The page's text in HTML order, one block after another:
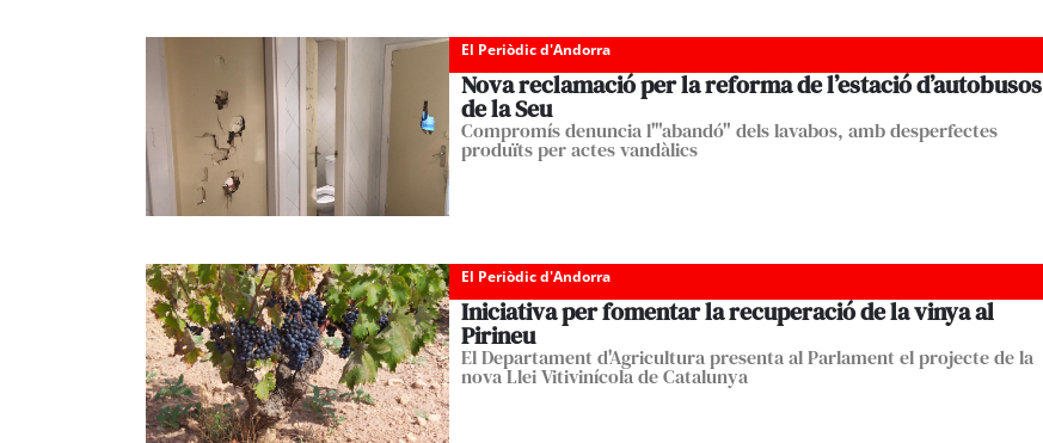
El Periòdic d'Andorra
Nova reclamació per la reforma de l’estació d’autobusos
de la Seu
Compromís denuncia l'"abandó" dels lavabos, amb desperfectes
produïts per actes vandàlics
El Periòdic d'Andorra
Iniciativa per fomentar la recuperació de la vinya al
Pirineu
El Departament d'Agricultura presenta al Parlament el projecte de la
nova Llei Vitivinícola de Catalunya